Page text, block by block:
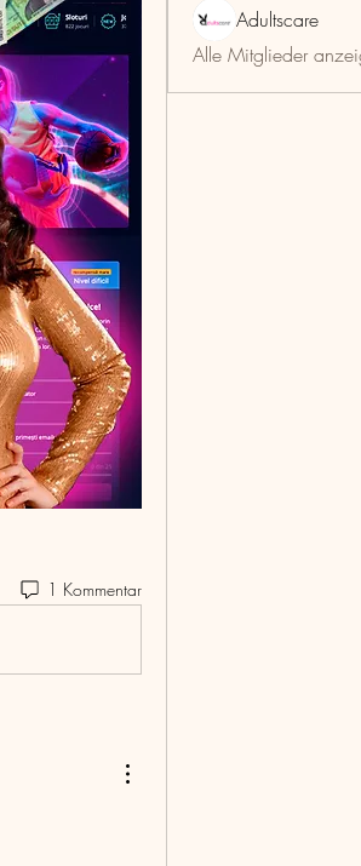
1 Kommentar
Adultscare
Alle Mitglieder